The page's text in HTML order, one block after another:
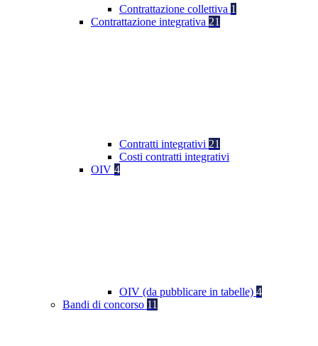
Contrattazione collettiva 1
Contrattazione integrativa 21
Contratti integrativi 21
Costi contratti integrativi
OIV 4
OIV (da pubblicare in tabelle) 4
Bandi di concorso 11